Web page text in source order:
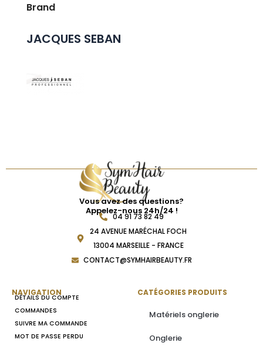
Brand
JACQUES SEBAN
Vous avez des questions?
Appelez-nous 24h/24 !
04 91 73 82 49
24 AVENUE MARÉCHAL FOCH
13004 MARSEILLE - FRANCE
CONTACT@SYMHAIRBEAUTY.FR
NAVIGATION
DÉTAILS DU COMPTE
COMMANDES
SUIVRE MA COMMANDE
MOT DE PASSE PERDU
CATÉGORIES PRODUITS
Matériels onglerie
Onglerie